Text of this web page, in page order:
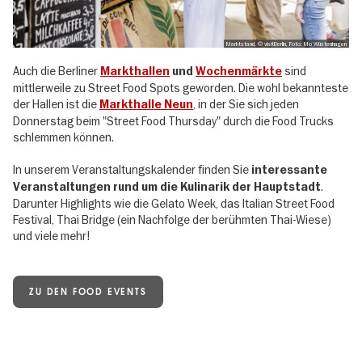
Marktstand, © visitBerlin, Foto: Mo Wüstenhagen
Auch die Berliner Markthallen und Wochenmärkte sind
mittlerweile zu Street Food Spots geworden. Die wohl bekannteste
der Hallen ist die Markthalle Neun, in der Sie sich jeden
Donnerstag beim "Street Food Thursday" durch die Food Trucks
schlemmen können.
In unserem Veranstaltungskalender finden Sie interessante
Veranstaltungen rund um die Kulinarik der Hauptstadt.
Darunter Highlights wie die Gelato Week, das Italian Street Food
Festival, Thai Bridge (ein Nachfolge der berühmten Thai-Wiese)
und viele mehr!
ZU DEN FOOD EVENTS